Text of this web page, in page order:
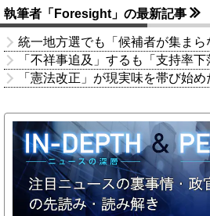
執筆者「Foresight」の最新記事
統一地方選でも「候補者が集ま
「不祥事追及」するも「支持率
「憲法改正」が現実味を帯び始め